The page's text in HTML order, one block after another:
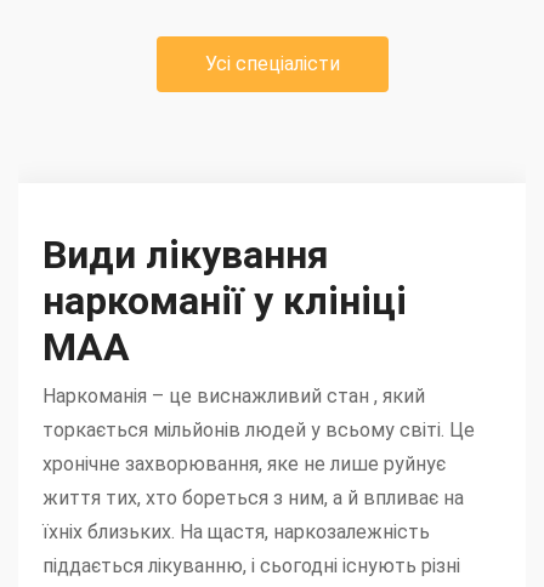
Усі спеціалісти
Види лікування
наркоманії у клініці
МАА
Наркоманія – це виснажливий стан , який
торкається мільйонів людей у ​​всьому світі. Це
хронічне захворювання, яке не лише руйнує
життя тих, хто бореться з ним, а й впливає на
їхніх близьких. На щастя, наркозалежність
піддається лікуванню, і сьогодні існують різні